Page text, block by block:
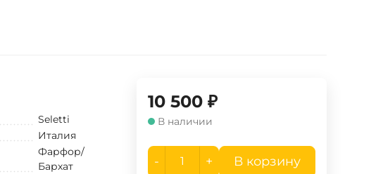
Seletti
Италия
Фарфор/
Бархат
10 500 ₽
В наличии
- + В корзину